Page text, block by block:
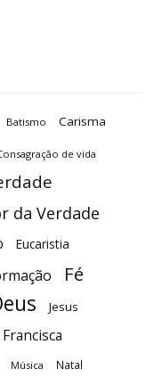
Batismo Carisma
de vida
da Verdade
Eucaristia
Fé
Jesus
Música Natal